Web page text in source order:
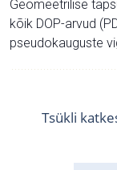
Geomeetrilise
kõik DOP-arvud
pseudokauguste
Tsükli